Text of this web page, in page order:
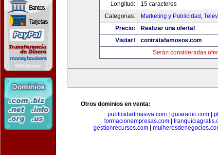
Longitud:
15 caracteres
Categorias:
Marketing y Publicidad ,
Precio:
Realizar una oferta!
Visitar!
contratafamosos.com
Serán consideradas
Otros dominios en venta:
publicidadmasiva.com
guiaradio.com
formacionempresas.com|
gestionrecursos.com|